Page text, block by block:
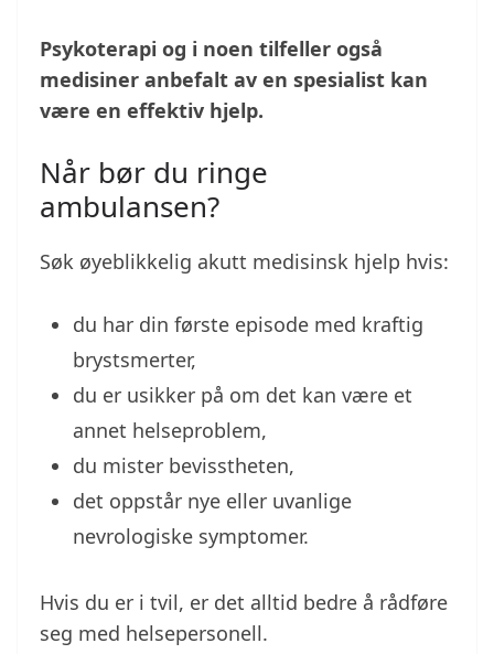
Psykoterapi og i noen tilfeller også
medisiner anbefalt av en spesialist kan
være en effektiv hjelp.
Når bør du ringe
ambulansen?
Søk øyeblikkelig akutt medisinsk hjelp hvis:
du har din første episode med kraftig
brystsmerter,
du er usikker på om det kan være et
annet helseproblem,
du mister bevisstheten,
det oppstår nye eller uvanlige
nevrologiske symptomer.
Hvis du er i tvil, er det alltid bedre å rådføre
seg med helsepersonell.